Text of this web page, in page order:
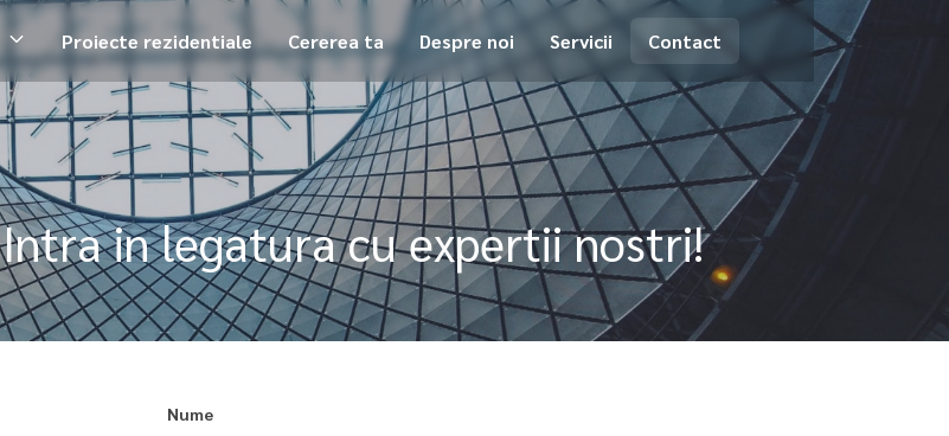
Proiecte rezidentiale Cererea ta Despre noi Servicii Contact
in legatura cu expertii nostri!
Nume